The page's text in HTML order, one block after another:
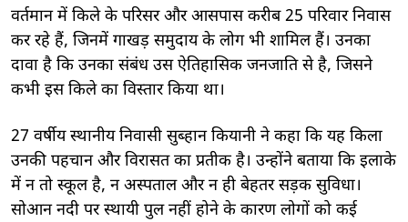
वर्तमान में किले के परिसर और आसपास करीब 25 परिवार निवास
कर रहे हैं, जिनमें गाखड़ समुदाय के लोग भी शामिल हैं। उनका
दावा है कि उनका संबंध उस ऐतिहासिक जनजाति से है, जिसने
कभी इस किले का विस्तार किया था।
27 वर्षीय स्थानीय निवासी सुब्हान कियानी ने कहा कि यह किला
उनकी पहचान और विरासत का प्रतीक है। उन्होंने बताया कि इलाके
में न तो स्कूल है, न अस्पताल और न ही बेहतर सड़क सुविधा।
सोआन नदी पर स्थायी पुल नहीं होने के कारण लोगों को कई